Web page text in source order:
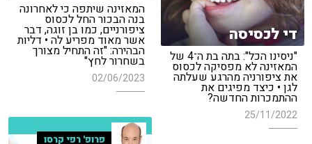
המאזינה שיתפה כי לאחרונה
בנה הבכור החל לכסוס
ציפורניים, כמו בן זוגה, דבר
אשר מאוד מפריע לה • דליות
הבהירה: "זה התחיל מצורך
בשחרור לחץ"
02/06/2023
די לכסיסה
"ניסינו הכל": בתה בת ה־4 של
המאזינה לא מפסיקה לכסוס
את ציפורניה מהרגע שעלתה
לגן • כיצד מפיגים את
ההתמכרות החדשה?
25/11/2022
פרופ' רפי קרסו